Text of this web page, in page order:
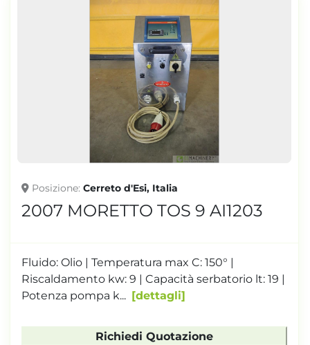
Posizione Cerreto d'Esi, Italia
2007 MORETTO TOS 9 AI1203
Fluido: Olio | Temperatura max C: 150° |
Riscaldamento kw: 9 | Capacità serbatorio lt: 19 |
Potenza pompa k...
dettagli
Richiedi Quotazione